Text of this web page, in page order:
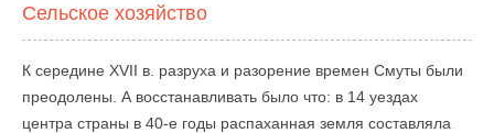
Сельское хозяйство
К середине XVII в. разруха и разорение времен Смуты были
преодолены. А восстанавливать было что: в 14 уездах
центра страны в 40-е годы распаханная земля составляла